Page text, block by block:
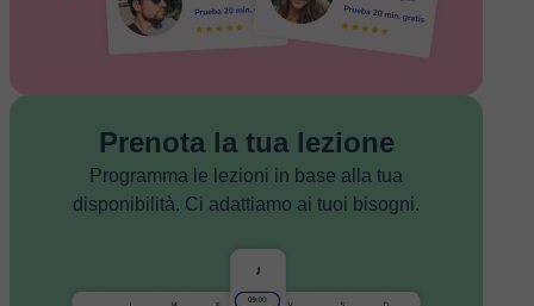
Prenota la tua lezione
Programma le lezioni in base alla tua
disponibilità. Ci adattiamo ai tuoi bisogni.